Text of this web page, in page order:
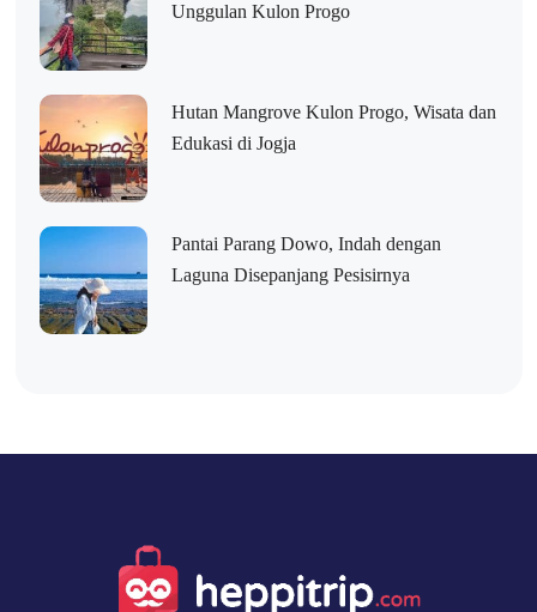
Unggulan Kulon Progo
Hutan Mangrove Kulon Progo, Wisata dan
Edukasi di Jogja
Pantai Parang Dowo, Indah dengan
Laguna Disepanjang Pesisirnya